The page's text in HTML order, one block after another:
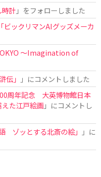
時計」をフォローしました
ビックリマンAIグッズメーカ
〜Imagination of
伝」
」にコメントしました
周年記念 大英博物館日本
た江戸絵画」にコメントし
ゾッとする北斎の絵」
」に